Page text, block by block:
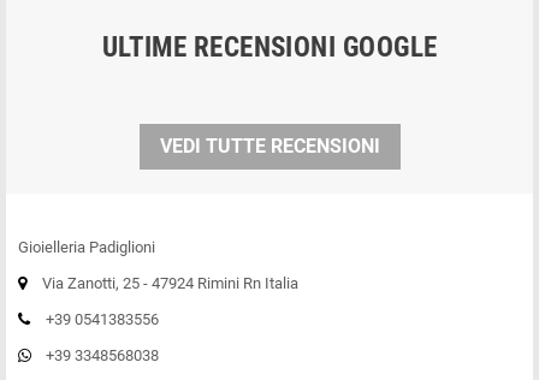
ULTIME RECENSIONI GOOGLE
VEDI TUTTE RECENSIONI
Gioielleria Padiglioni
Via Zanotti, 25 - 47924 Rimini Rn Italia
+39 0541383556
+39 3348568038